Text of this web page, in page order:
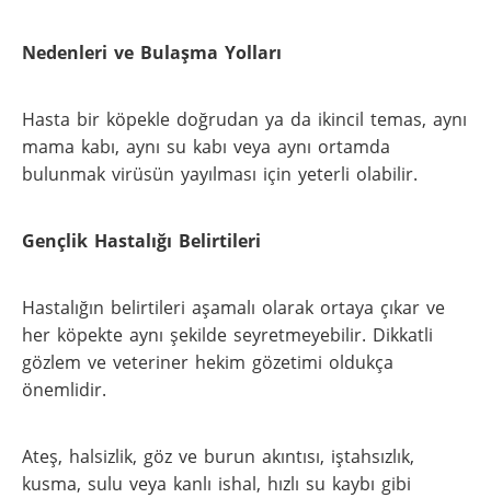
Nedenleri ve Bulaşma Yolları
Hasta bir köpekle doğrudan ya da ikincil temas, aynı
mama kabı, aynı su kabı veya aynı ortamda
bulunmak virüsün yayılması için yeterli olabilir.
Gençlik Hastalığı Belirtileri
Hastalığın belirtileri aşamalı olarak ortaya çıkar ve
her köpekte aynı şekilde seyretmeyebilir. Dikkatli
gözlem ve veteriner hekim gözetimi oldukça
önemlidir.
Ateş, halsizlik, göz ve burun akıntısı, iştahsızlık,
kusma, sulu veya kanlı ishal, hızlı su kaybı gibi